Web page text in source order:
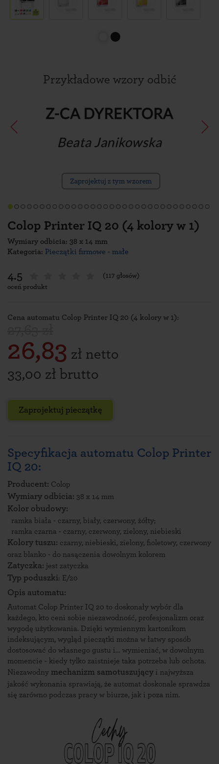
Przykładowe wzory odbić
Zaprojektuj z tym wzorem
Colop Printer IQ 20 (4 kolory w 1)
Wymiary odbicia: 38 x 14 mm
Kategoria: Pieczątki firmowe - małe
4.5
(117 głosów)
oceń produkt
Cena automatu Colop Printer IQ 20 (4 kolory w 1):
26,83 zł netto
33,00 zł brutto
Zaprojektuj pieczątkę
Specyfikacja automatu Colop Printer
IQ 20:
Producent: Colop
Wymiary odbicia: 38 x 14 mm
Kolor obudowy:
ramka biała - czarny, biały, czerwony, żółty;
ramka czarna - czarny, czerwony, zielony, niebieski
Kolory tuszu: czarny, niebieski, zielony, fioletowy, czerwony
oraz blanko - do nasączenia dowolnym kolorem
Zatyczka: jest zatyczka
Typ poduszki: E/20
Opis automatu:
Automat Colop Printer IQ 20 to doskonały wybór dla
każdego, kto ceni sobie niezawodność, profesjonalizm oraz
wygodę użytkowania. Dzięki wymiennym kartonikom
indeksującym, wygląd pieczątki można w łatwy sposób
dostosować do własnego gustu i… wymieniać, w dowolnym
momencie - kiedy tylko zaistnieje taka potrzeba lub ochota.
Niezawodny mechanizm samotuszujący i najwyższa
jakość wykonania sprawiają, że automat doskonale sprawdza
się zarówno podczas pracy w biurze, jak i poza nim.